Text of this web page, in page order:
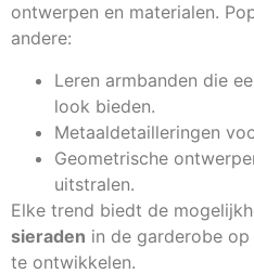
ontwerpen en materialen.
andere:
Leren armbanden die
look bieden.
Metaaldetailleringen
Geometrische
uitstralen.
Elke trend biedt de
sieraden in de garderobe
te ontwikkelen.